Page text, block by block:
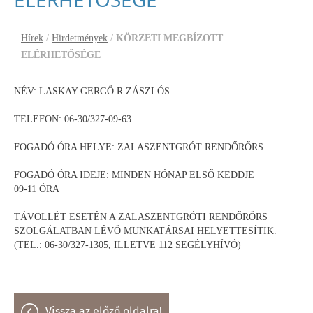
Hírek / Hirdetmények / KÖRZETI MEGBÍZOTT
ELÉRHETŐSÉGE
NÉV: LASKAY GERGŐ R.ZÁSZLÓS
TELEFON: 06-30/327-09-63
FOGADÓ ÓRA HELYE: ZALASZENTGRÓT RENDŐRŐRS
FOGADÓ ÓRA IDEJE: MINDEN HÓNAP ELSŐ KEDDJE
09-11 ÓRA
TÁVOLLÉT ESETÉN A ZALASZENTGRÓTI RENDŐRŐRS
SZOLGÁLATBAN LÉVŐ MUNKATÁRSAI HELYETTESÍTIK.
(TEL.: 06-30/327-1305, ILLETVE 112 SEGÉLYHÍVÓ)